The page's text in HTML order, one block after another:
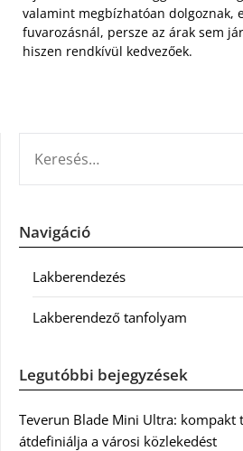
valamint megbízhatóan dolgoznak,
fuvarozásnál, persze az árak sem
hiszen rendkívül kedvezőek.
Navigáció
Lakberendezés
Lakberendező tanfolyam
Legutóbbi bejegyzések
Teverun Blade Mini Ultra: kompakt
átdefiniálja a városi közlekedést